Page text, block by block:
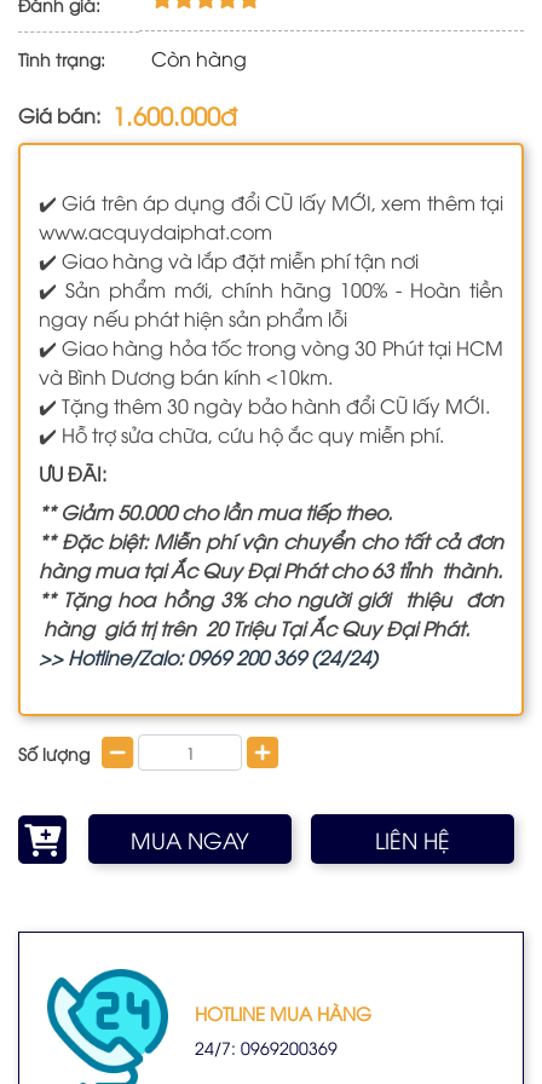
Đánh giá:
Tình trạng: Còn hàng
Giá bán: 1.600.000đ
✔️ Giá trên áp dụng đổi CŨ lấy MỚI, xem thêm tại
www.acquydaiphat.com
✔️ Giao hàng và lắp đặt miễn phí tận nơi
✔️ Sản phẩm mới, chính hãng 100% - Hoàn tiền
ngay nếu phát hiện sản phẩm lỗi
✔️ Giao hàng hỏa tốc trong vòng 30 Phút tại HCM
và Bình Dương bán kính <10km.
✔️ Tặng thêm 30 ngày bảo hành đổi CŨ lấy MỚI.
✔️ Hỗ trợ sửa chữa, cứu hộ ắc quy miễn phí.
ƯU ĐÃI:
** Giảm 50.000 cho lần mua tiếp theo.
** Đặc biệt: Miễn phí vận chuyển cho tất cả đơn
hàng mua tại Ắc Quy Đại Phát cho 63 tỉnh thành.
** Tặng hoa hồng 3% cho người giới thiệu đơn
hàng giá trị trên 20 Triệu Tại Ắc Quy Đại Phát.
>> Hotline/Zalo: 0969 200 369 (24/24)
Số lượng
MUA NGAY LIÊN HỆ
HOTLINE MUA HÀNG
24/7: 0969200369